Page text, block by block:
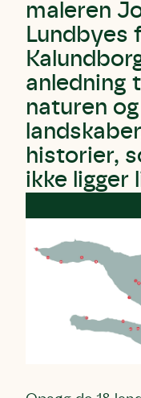
maleren
Lundbyes
anledning
naturen
historier,
ikke ligger
Skriv
Fornavn
Sund
Fornavn
Storken
Fornavn